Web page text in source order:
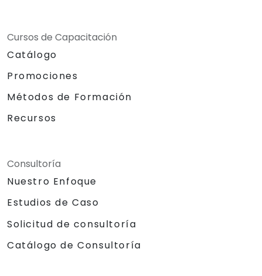
Cursos de Capacitación
Catálogo
Promociones
Métodos de Formación
Recursos
Consultoría
Nuestro Enfoque
Estudios de Caso
Solicitud de consultoría
Catálogo de Consultoría